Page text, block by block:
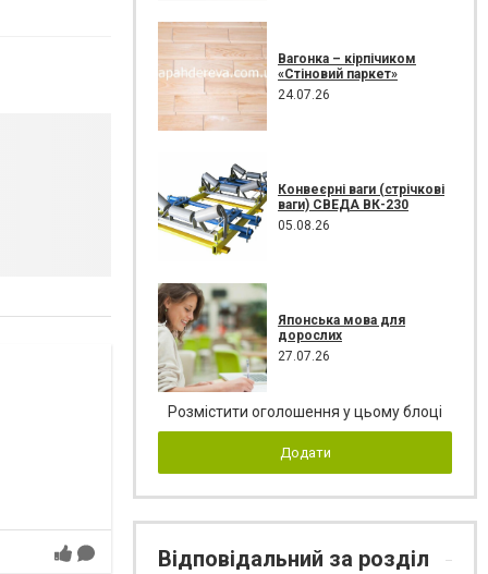
Вагонка – кірпічиком
«Стіновий паркет»
24.07.26
Конвеєрні ваги (стрічкові
ваги) СВЕДА ВК-230
05.08.26
Японська мова для
дорослих
27.07.26
Розмістити оголошення у цьому блоці
Додати
Відповідальний за розділ